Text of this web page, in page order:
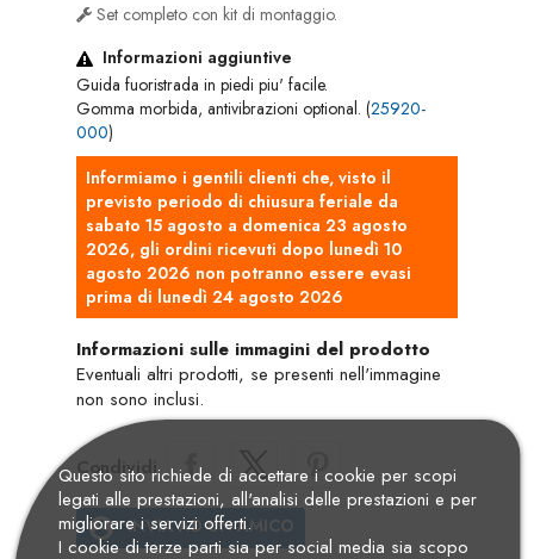
Set completo con kit di montaggio.
Informazioni aggiuntive
Guida fuoristrada in piedi piu' facile.
Gomma morbida, antivibrazioni optional. (25920-
000)
Informiamo i gentili clienti che, visto il
previsto periodo di chiusura feriale da
sabato 15 agosto a domenica 23 agosto
2026, gli ordini ricevuti dopo lunedì 10
agosto 2026 non potranno essere evasi
prima di lunedì 24 agosto 2026
Informazioni sulle immagini del prodotto
Eventuali altri prodotti, se presenti nell'immagine
non sono inclusi.
Condividi
account_circle INVIA AD UN AMICO
Questo sito richiede di accettare i cookie per scopi
legati alle prestazioni, all'analisi delle prestazioni e per
migliorare i servizi offerti.
I cookie di terze parti sia per social media sia scopo